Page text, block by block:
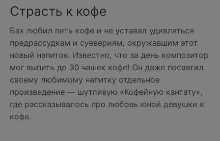
Страсть к кофе
Бах любил пить кофе и не уставал удивляться
предрассудкам и суевериям, окружавшим этот
новый напиток. Известно, что за день композитор
мог выпить до 30 чашек кофе! Он даже посвятил
своему любимому напитку отдельное
произведение — шутливую «Кофейную кантату»,
где рассказывалось про любовь юной девушки к
кофе.